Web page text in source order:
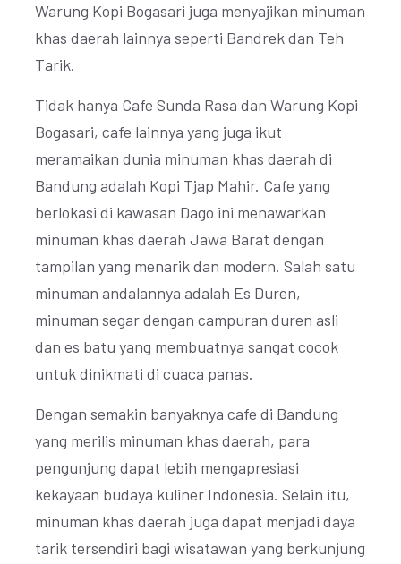
Warung Kopi Bogasari juga menyajikan minuman
khas daerah lainnya seperti Bandrek dan Teh
Tarik.
Tidak hanya Cafe Sunda Rasa dan Warung Kopi
Bogasari, cafe lainnya yang juga ikut
meramaikan dunia minuman khas daerah di
Bandung adalah Kopi Tjap Mahir. Cafe yang
berlokasi di kawasan Dago ini menawarkan
minuman khas daerah Jawa Barat dengan
tampilan yang menarik dan modern. Salah satu
minuman andalannya adalah Es Duren,
minuman segar dengan campuran duren asli
dan es batu yang membuatnya sangat cocok
untuk dinikmati di cuaca panas.
Dengan semakin banyaknya cafe di Bandung
yang merilis minuman khas daerah, para
pengunjung dapat lebih mengapresiasi
kekayaan budaya kuliner Indonesia. Selain itu,
minuman khas daerah juga dapat menjadi daya
tarik tersendiri bagi wisatawan yang berkunjung